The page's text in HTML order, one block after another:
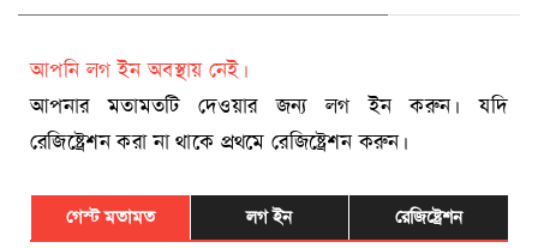
আপনি লগ ইন অবস্থায় নেই।
আপনার মতামতটি দেওয়ার জন্য লগ ইন করুন। যদি
রেজিষ্ট্রেশন করা না থাকে প্রথমে রেজিষ্ট্রেশন করুন।
গেস্ট মতামত লগ ইন রেজিষ্ট্রেশন